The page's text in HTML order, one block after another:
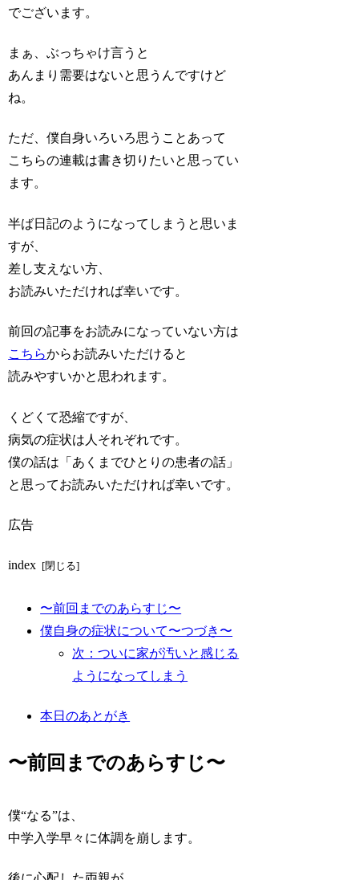
でございます。
まぁ、ぶっちゃけ言うと
あんまり需要はないと思うんですけど
ね。
ただ、僕自身いろいろ思うことあって
こちらの連載は書き切りたいと思ってい
ます。
半ば日記のようになってしまうと思いま
すが、
差し支えない方、
お読みいただければ幸いです。
前回の記事をお読みになっていない方は
こちらからお読みいただけると
読みやすいかと思われます。
くどくて恐縮ですが、
病気の症状は人それぞれです。
僕の話は「あくまでひとりの患者の話」
と思ってお読みいただければ幸いです。
広告
index
〜前回までのあらすじ〜
僕自身の症状について〜つづき〜
次：ついに家が汚いと感じる
ようになってしまう
本日のあとがき
〜前回までのあらすじ〜
僕“なる”は、
中学入学早々に体調を崩します。